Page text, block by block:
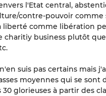
l'Etat central,
contre-pouvoir comme
liberté comme libération
charitiy business plutôt
suis pas certains mais
moyennes qui se sont
glorieuses à partir des